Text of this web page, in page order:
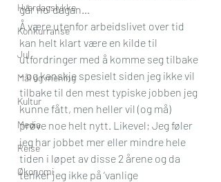
Hverdagslykke
Konkurranse
Jul
Mål og mening
Kultur
Media
Reise
Økonomi
går no’ dagan…
Å være utenfor arbeidslivet over tid
kan helt klart være en kilde til
utfordringer med å komme seg tilbake
– og kanskje spesielt siden jeg ikke vil
tilbake til den mest typiske jobben jeg
kunne fått, men heller vil (og må)
prøve noe helt nytt. Likevel; Jeg føler
jeg har jobbet mer eller mindre hele
tiden i løpet av disse 2 årene og da
tenker jeg ikke på ‘vanlige